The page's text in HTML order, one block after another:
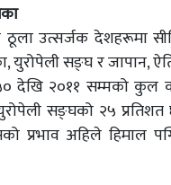
उत्सर्जक देशहरूमा
युरोपेली सङ्घ र जापान,
देखि २०११ सम्मको
सङ्घको २५
प्रभाव अहिले हिमाल